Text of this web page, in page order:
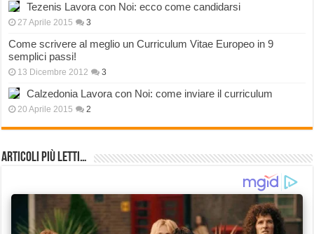
Tezenis Lavora con Noi: ecco come candidarsi
27 Aprile 2015 3
Come scrivere al meglio un Curriculum Vitae Europeo in 9
semplici passi!
13 Dicembre 2012 3
Calzedonia Lavora con Noi: come inviare il curriculum
20 Aprile 2015 2
Articoli più Letti…